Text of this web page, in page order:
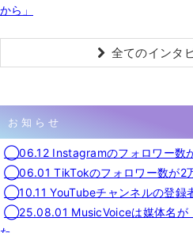
から」
全てのインタ
お知らせ
◯06.12 Instagramのフォロワー数が
◯06.01 TikTokのフォロワー数が2万
◯10.11 YouTubeチャンネルの登録
◯25.08.01 MusicVoiceは媒体名が